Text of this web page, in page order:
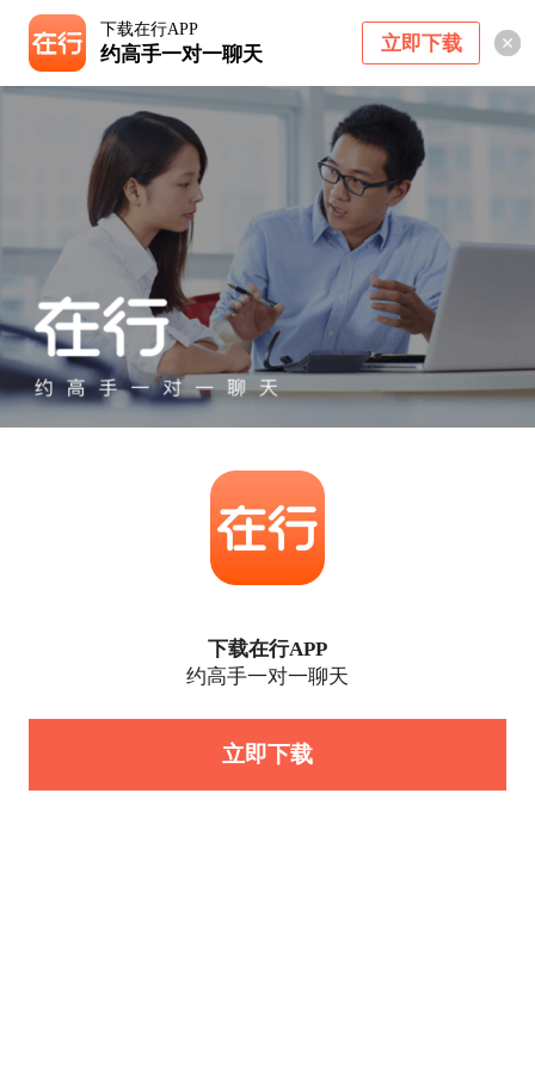
下载在行APP
约高手一对一聊天 立即下载
下载在行APP
约高手一对一聊天
立即下载